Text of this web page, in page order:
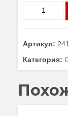
Стол
СХН-70-
столешница
Артикул:
Категория: